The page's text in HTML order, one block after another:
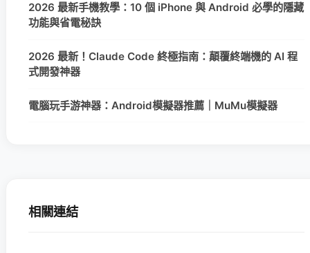
2026 最新手機教學：10 個 iPhone 與 Android 必學的隱藏
功能與省電秘訣
2026 最新！Claude Code 終極指南：顛覆終端機的 AI 程
式開發神器
電腦玩手游神器：Android模擬器推薦｜MuMu模擬器
相關連結